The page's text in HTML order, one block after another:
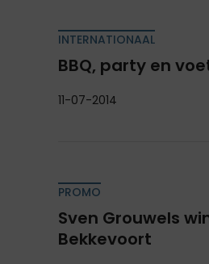
INTERNATIONAAL
BBQ, party en
11-07-2014
PROMO
Sven Grouwels
Bekkevoort